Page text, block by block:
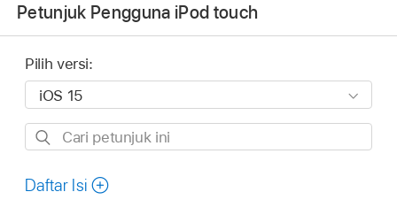
Petunjuk Pengguna iPod touch
Pilih versi:
Cari
ini
Daftar Isi